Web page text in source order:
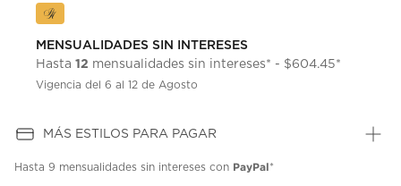
MENSUALIDADES SIN INTERESES
Hasta 12 mensualidades sin intereses* - $604.45*
Vigencia del 6 al 12 de Agosto
MÁS ESTILOS PARA PAGAR
Hasta 9 mensualidades sin intereses con PayPal*